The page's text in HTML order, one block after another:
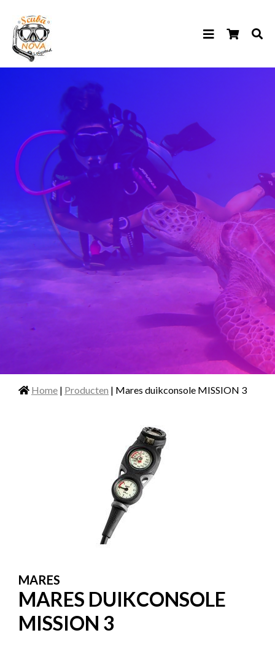
Home | Producten | Mares duikconsole MISSION 3
MARES
MARES DUIKCONSOLE
MISSION 3